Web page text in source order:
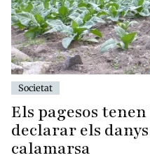
Societat
Els pagesos
declarar els
calamarsa